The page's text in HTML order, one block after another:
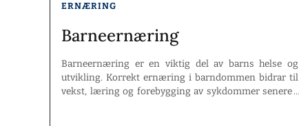
ERNÆRING
Barneernæring
Barneernæring er en viktig del av barns helse og
utvikling. Korrekt ernæring i barndommen bidrar til
vekst, læring og forebygging av sykdommer senere i